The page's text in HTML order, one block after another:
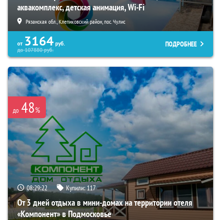
аквакомплекс, детская анимация, Wi-Fi
Рязанская обл., Клепиковский район, пос. Чулис
от 3164 руб.
до107880руб.
ПОДРОБНЕЕ
до 48%
08:29:20 Купили: 117
От 3 дней отдыха в мини-домах на территории отеля
«Компонент» в Подмосковье